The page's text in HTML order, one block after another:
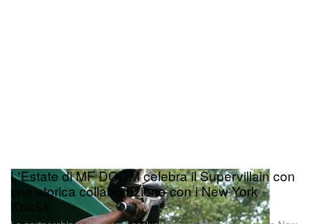
una storica collaborazione con i New York
Knicks
La partnership include capi esclusivi firmati Mitchell & Ness e New
Era: il drop è fissato per DOOMSDAY, 31 ottobre.